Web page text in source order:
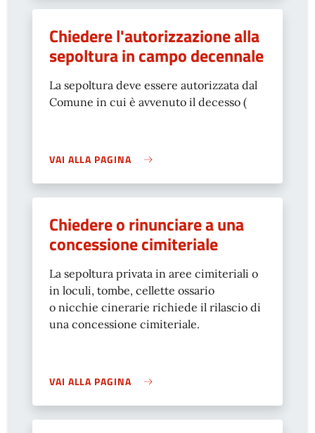
Chiedere l'autorizzazione alla
sepoltura in campo decennale
La sepoltura deve essere autorizzata dal
Comune in cui è avvenuto il decesso (
VAI ALLA PAGINA
Chiedere o rinunciare a una
concessione cimiteriale
La sepoltura privata in aree cimiteriali o
in loculi, tombe, cellette ossario
o nicchie cinerarie richiede il rilascio di
una concessione cimiteriale.
VAI ALLA PAGINA